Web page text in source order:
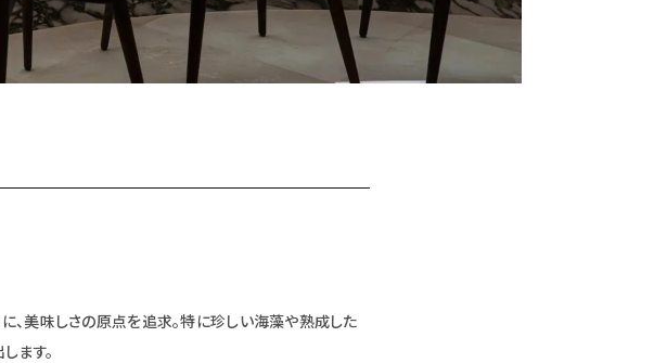
、美味しさの原点を追求。特に珍しい海藻や熟成した
ます。